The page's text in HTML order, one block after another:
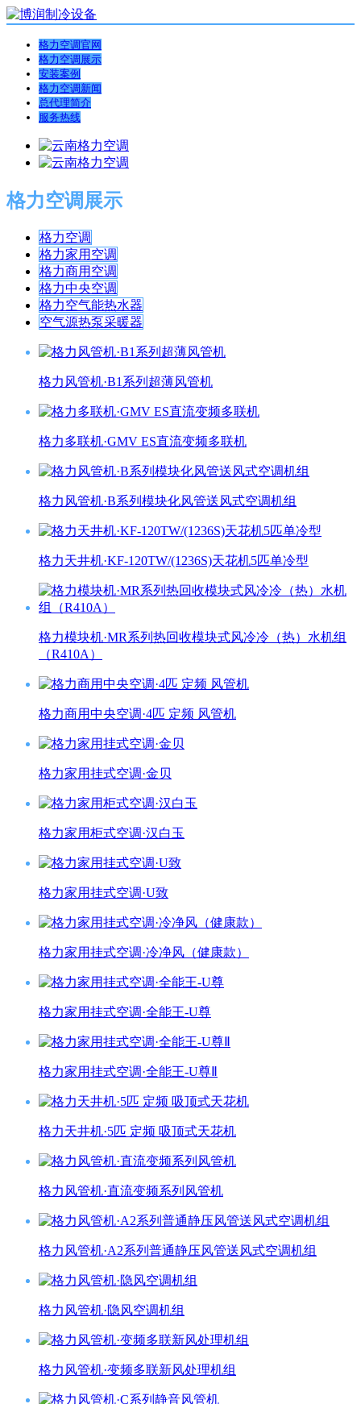
格力空调官网
格力空调展示
安装案例
格力空调新闻
总代理简介
服务热线
格力空调展示
格力空调
格力家用空调
格力商用空调
格力中央空调
格力空气能热水器
空气源热泵采暖器
格力风管机·B1系列超薄风管机
格力多联机·GMV ES直流变频多联机
格力风管机·B系列模块化风管送风式空调机组
格力天井机·KF-120TW/(1236S)天花机5匹单冷型
格力模块机·MR系列热回收模块式风冷冷（热）水机组
（R410A）
格力商用中央空调·4匹 定频 风管机
格力家用挂式空调·金贝
格力家用柜式空调·汉白玉
格力家用挂式空调·U致
格力家用挂式空调·冷净风（健康款）
格力家用挂式空调·全能王-U尊
格力家用挂式空调·全能王-U尊Ⅱ
格力天井机·5匹 定频 吸顶式天花机
格力风管机·直流变频系列风管机
格力风管机·A2系列普通静压风管送风式空调机组
格力风管机·隐风空调机组
格力风管机·变频多联新风处理机组